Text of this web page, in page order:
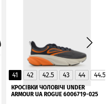
40 40.5
41
▲
41 42 42.5 43 44 44.5
КРОСІВКИ ЧОЛОВІЧІ UNDER
ARMOUR UA ROGUE 6006719-025